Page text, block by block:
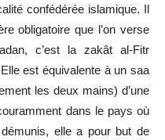
confédérée islamique. Il
obligatoire que l’on verse
c’est la zakât al-Fitr
est équivalente à un saa
les deux mains) d’une
dans le pays où
elle a pour but de